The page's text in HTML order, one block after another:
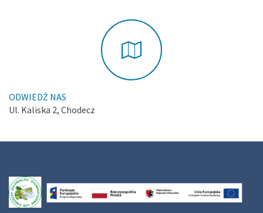
ODWIEDŹ NAS
Ul. Kaliska 2, Chodecz